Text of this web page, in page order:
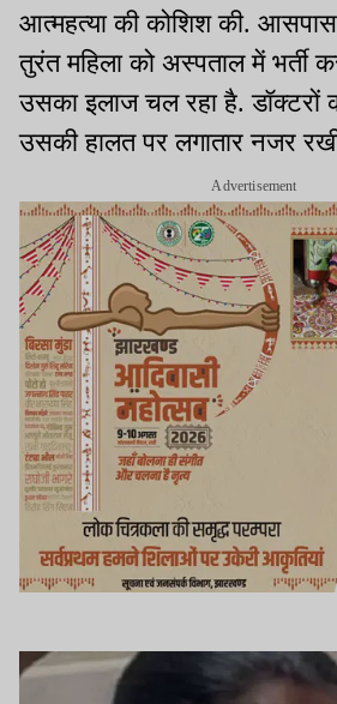
आत्महत्या की कोशिश की. आसपास
तुरंत महिला को अस्पताल में भर्ती
उसका इलाज चल रहा है. डॉक्टरों
उसकी हालत पर लगातार नजर
Advertisement